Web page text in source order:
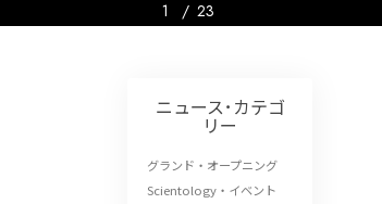
1 / 23
ニュース･カテゴ
リー
グランド・オープニング
Scientology・イベント